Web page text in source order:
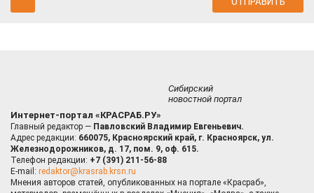
Сибирский
новостной портал
Интернет-портал «КРАСРАБ.РУ»
Главный редактор — Павловский Владимир Евгеньевич.
Адрес редакции: 660075, Красноярский край, г. Красноярск, ул.
Железнодорожников, д. 17, пом. 9, оф. 615.
Телефон редакции: +7 (391) 211-56-88
E-mail: redaktor@krasrab.krsn.ru
Мнения авторов статей, опубликованных на портале «Красраб»,